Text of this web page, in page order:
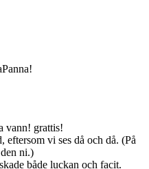
vann! grattis!
vi ses då och då. (På
ni.)
både luckan och facit.